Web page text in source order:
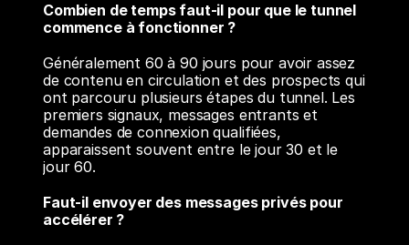
Combien de temps faut-il pour que le tunnel
commence à fonctionner ?
Généralement 60 à 90 jours pour avoir assez
de contenu en circulation et des prospects qui
ont parcouru plusieurs étapes du tunnel. Les
premiers signaux, messages entrants et
demandes de connexion qualifiées,
apparaissent souvent entre le jour 30 et le
jour 60.
Faut-il envoyer des messages privés pour
accélérer ?